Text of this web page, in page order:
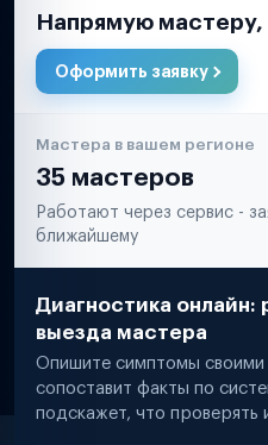
Напрямую мастеру,
Оформить заявку
Мастера в вашем регионе
35 мастеров
Работают через сервис -
ближайшему
Диагностика онлайн:
выезда мастера
Опишите симптомы
сопоставит факты по
подскажет, что проверять